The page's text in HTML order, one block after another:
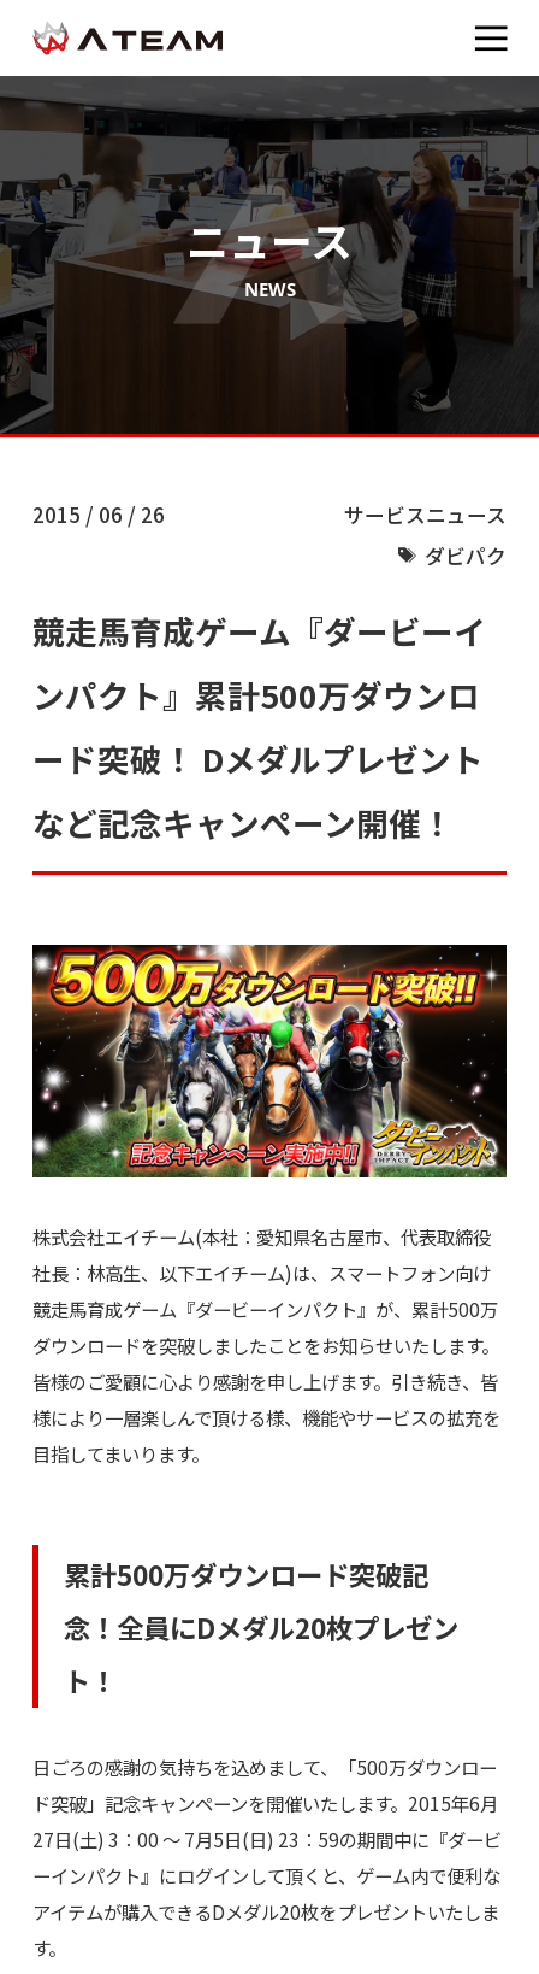
ニュース
NEWS
2015 / 06 / 26
サービスニュース
ダビパク
競走馬育成ゲーム『ダービーイ
ンパクト』累計500万ダウンロ
ード突破！ Dメダルプレゼント
など記念キャンペーン開催！
株式会社エイチーム(本社：愛知県名古屋市、代表取締役
社長：林高生、以下エイチーム)は、スマートフォン向け
競走馬育成ゲーム『ダービーインパクト』が、累計500万
ダウンロードを突破しましたことをお知らせいたします。
皆様のご愛顧に心より感謝を申し上げます。引き続き、皆
様により一層楽しんで頂ける様、機能やサービスの拡充を
目指してまいります。
累計500万ダウンロード突破記
念！全員にDメダル20枚プレゼン
ト！
日ごろの感謝の気持ちを込めまして、「500万ダウンロー
ド突破」記念キャンペーンを開催いたします。2015年6月
27日(土) 3：00 ～ 7月5日(日) 23：59の期間中に『ダービ
ーインパクト』にログインして頂くと、ゲーム内で便利な
アイテムが購入できるDメダル20枚をプレゼントいたしま
す。